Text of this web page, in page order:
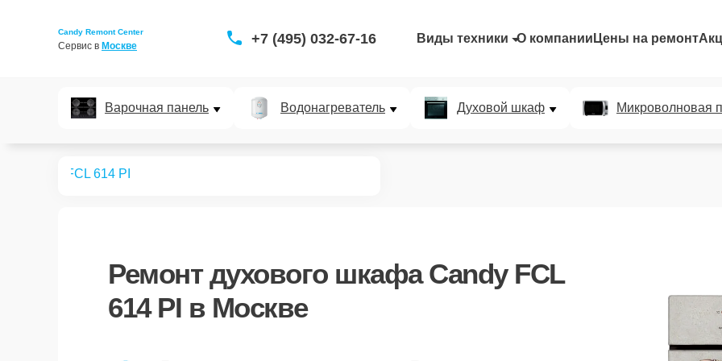
Candy Remont Center
Сервис в Москве +7 (495) 032-67-16 Виды техники О компании Цены на ремонт
Варочная панель Водонагреватель Духовой шкаф Микроволновая
FCL 614 PI
Ремонтдухового шкафа Candy FCL
614 PI в Москве